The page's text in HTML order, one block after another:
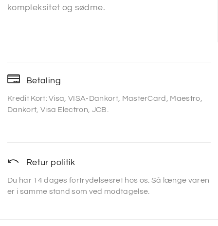
kompleksitet og sødme.
Betaling
Kredit Kort: Visa, VISA-Dankort, MasterCard, Maestro,
Dankort, Visa Electron, JCB.
Retur politik
Du har 14 dages fortrydelsesret hos os. Så længe varen
er i samme stand som ved modtagelse.